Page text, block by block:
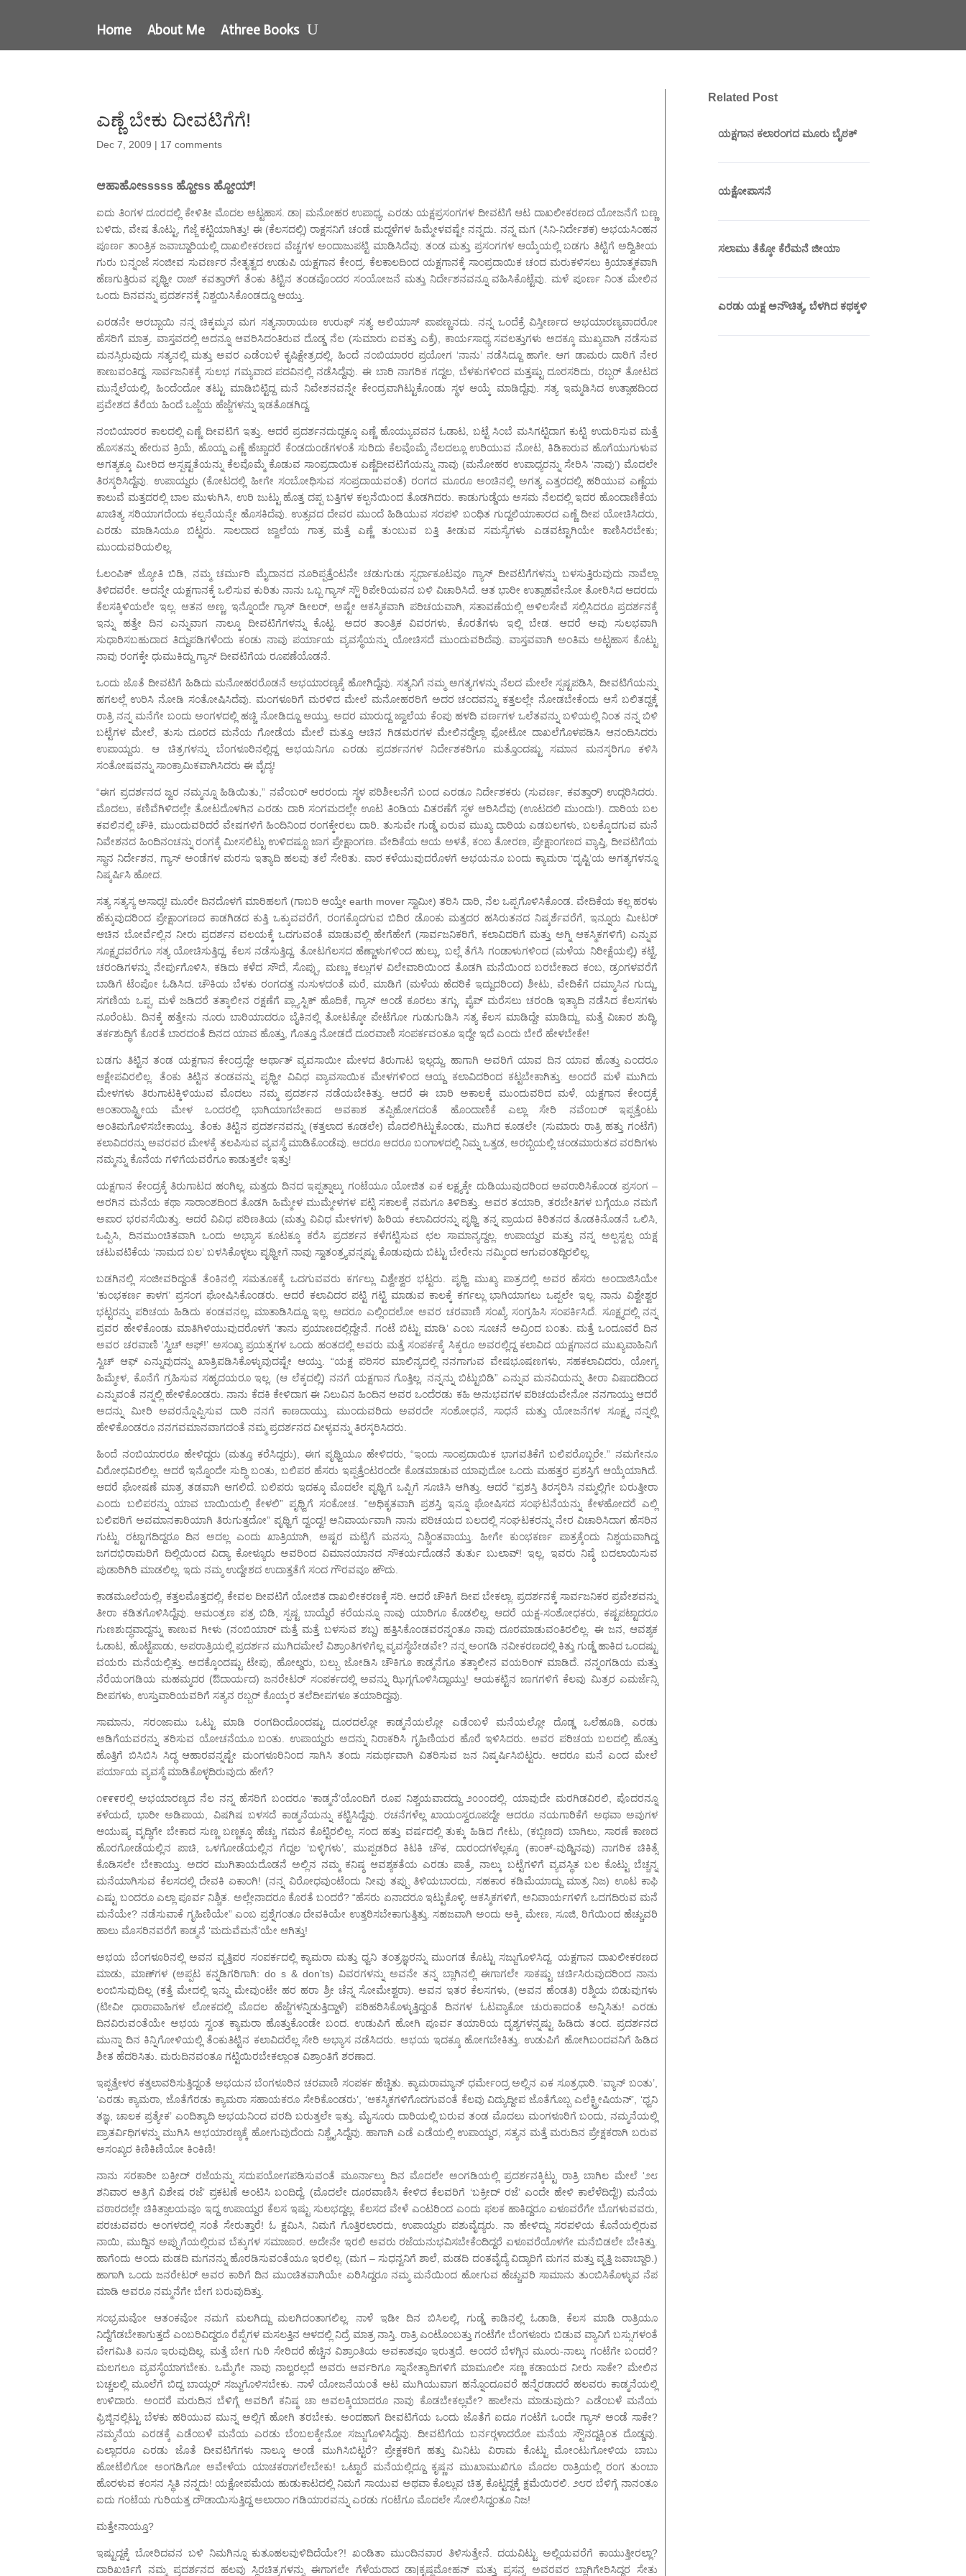
Home About Me Athree Books
ಎಣ್ಣೆ ಬೇಕು ದೀವಟಿಗೆಗೆ!
Dec 7, 2009 | 17 comments
ಆಹಾಹೋsssss ಹ್ಹೋss ಹ್ಹೋಯ್!
ಐದು ತಿಂಗಳ ದೂರದಲ್ಲಿ ಕೇಳಿತೀ ಮೊದಲ ಅಟ್ಟಹಾಸ. ಡಾ| ಮನೋಹರ ಉಪಾಧ್ಯ, ಎರಡು ಯಕ್ಷಪ್ರಸಂಗಗಳ ದೀವಟಿಗೆ ಆಟ ದಾಖಲೀಕರಣದ ಯೋಜನೆಗೆ ಬಣ್ಣ
ಬಳಿದು, ವೇಷ ತೊಟ್ಟು, ಗೆಜ್ಜೆ ಕಟ್ಟಿಯಾಗಿತ್ತು! ಈ (ಕೆಲಸದಲ್ಲಿ) ರಾಕ್ಷಸನಿಗೆ ಚಂಡೆ ಮದ್ದಳೆಗಳ ಹಿಮ್ಮೇಳವಷ್ಟೇ ನನ್ನದು. ನನ್ನ ಮಗ (ಸಿನಿ-ನಿರ್ದೇಶಕ) ಅಭಯಸಿಂಹನ
ಪೂರ್ಣ ತಾಂತ್ರಿಕ ಜವಾಬ್ದಾರಿಯಲ್ಲಿ ದಾಖಲೀಕರಣದ ವೆಚ್ಚಗಳ ಅಂದಾಜುಪಟ್ಟಿ ಮಾಡಿಸಿದೆವು. ತಂಡ ಮತ್ತು ಪ್ರಸಂಗಗಳ ಆಯ್ಕೆಯಲ್ಲಿ ಬಡಗು ತಿಟ್ಟಿಗೆ ಅದ್ವಿತೀಯ
ಗುರು ಬನ್ನಂಜೆ ಸಂಜೀವ ಸುವರ್ಣರ ನೇತೃತ್ವದ ಉಡುಪಿ ಯಕ್ಷಗಾನ ಕೇಂದ್ರ. ಕೆಲಕಾಲದಿಂದ ಯಕ್ಷಗಾನಕ್ಕೆ ಸಾಂಪ್ರದಾಯಿಕ ಚಂದ ಮರುಕಳಿಸಲು ಕ್ರಿಯಾತ್ಮಕವಾಗಿ
ಹೆಣಗುತ್ತಿರುವ ಪೃಥ್ವೀ ರಾಜ್ ಕವತ್ತಾರ್‌ಗೆ ತೆಂಕು ತಿಟ್ಟಿನ ತಂಡವೊಂದರ ಸಂಯೋಜನೆ ಮತ್ತು ನಿರ್ದೇಶನವನ್ನೂ ವಹಿಸಿಕೊಟ್ಟೆವು. ಮಳೆ ಪೂರ್ಣ ನಿಂತ ಮೇಲಿನ
ಒಂದು ದಿನವನ್ನು ಪ್ರದರ್ಶನಕ್ಕೆ ನಿಶ್ಚಯಿಸಿಕೊಂಡದ್ದೂ ಆಯ್ತು.
ಎರಡನೇ ಅರಬ್ಬಾಯಿ ನನ್ನ ಚಿಕ್ಕಮ್ಮನ ಮಗ ಸತ್ಯನಾರಾಯಣ ಉರುಫ್ ಸತ್ಯ ಅಲಿಯಾಸ್ ಪಾಪಣ್ಣನದು. ನನ್ನ ಒಂದೆಕ್ರೆ ವಿಸ್ತೀರ್ಣದ ಅಭಯಾರಣ್ಯವಾದರೋ
ಹೆಸರಿಗೆ ಮಾತ್ರ. ವಾಸ್ತವದಲ್ಲಿ ಅದನ್ನೂ ಆವರಿಸಿದಂತಿರುವ ದೊಡ್ಡ ನೆಲ (ಸುಮಾರು ಐವತ್ತು ಎಕ್ರೆ), ಕಾರ್ಯಸಾಧ್ಯ ಸವಲತ್ತುಗಳು ಅದಕ್ಕೂ ಮುಖ್ಯವಾಗಿ ನಡೆಸುವ
ಮನಸ್ಸಿರುವುದು ಸತ್ಯನಲ್ಲಿ ಮತ್ತು ಅವರ ಎಡೆಂಬಳೆ ಕೃಷಿಕ್ಷೇತ್ರದಲ್ಲಿ. ಹಿಂದೆ ನಂಬಿಯಾರರ ಪ್ರಯೋಗ ‘ನಾನು’ ನಡೆಸಿದ್ದೂ ಹಾಗೇ. ಆಗ ಡಾಮರು ದಾರಿಗೆ ನೇರ
ಕಾಣುವಂತಿದ್ದ. ಸಾರ್ವಜನಿಕಕ್ಕೆ ಸುಲಭ ಗಮ್ಯವಾದ ಪದವಿನಲ್ಲಿ ನಡೆಸಿದ್ದೆವು. ಈ ಬಾರಿ ನಾಗರಿಕ ಗದ್ದಲ, ಬೆಳಕುಗಳಿಂದ ಮತ್ತಷ್ಟು ದೂರಸರಿದು, ರಬ್ಬರ್ ತೋಟದ
ಮುನ್ನೆಲೆಯಲ್ಲಿ, ಹಿಂದೆಂದೋ ತಟ್ಟು ಮಾಡಿಬಿಟ್ಟಿದ್ದ ಮನೆ ನಿವೇಶನವನ್ನೇ ಕೇಂದ್ರವಾಗಿಟ್ಟುಕೊಂಡು ಸ್ಥಳ ಆಯ್ಕೆ ಮಾಡಿದ್ದೆವು. ಸತ್ಯ ಇಮ್ಮಡಿಸಿದ ಉತ್ಸಾಹದಿಂದ
ಪ್ರವೇಶದ ತೆರೆಯ ಹಿಂದೆ ಒಜ್ಜೆಯ ಹೆಜ್ಜೆಗಳನ್ನು ಇಡತೊಡಗಿದ್ದ.
ನಂಬಿಯಾರರ ಕಾಲದಲ್ಲಿ ಎಣ್ಣೆ ದೀವಟಿಗೆ ಇತ್ತು. ಆದರೆ ಪ್ರದರ್ಶನದುದ್ದಕ್ಕೂ ಎಣ್ಣೆ ಹೊಯ್ಯುವವನ ಓಡಾಟ, ಬಟ್ಟೆ ಸಿಂಬೆ ಮಸಿಗಟ್ಟಿದಾಗ ಕುಟ್ಟಿ ಉದುರಿಸುವ ಮತ್ತೆ
ಹೊಸತನ್ನು ಹೇರುವ ಕ್ರಿಯೆ, ಹೊಯ್ದ ಎಣ್ಣೆ ಹೆಚ್ಚಾದರೆ ಕೆಂಡದುಂಡೆಗಳಂತೆ ಸುರಿದು ಕೆಲವೊಮ್ಮೆ ನೆಲದಲ್ಲೂ ಉರಿಯುವ ನೋಟ, ಕಿಡಿಕಾರುವ ಹೊಗೆಯುಗುಳುವ
ಅಗತ್ಯಕ್ಕೂ ಮೀರಿದ ಅಸ್ಪಷ್ಟತೆಯನ್ನು ಕೆಲವೊಮ್ಮೆ ಕೊಡುವ ಸಾಂಪ್ರದಾಯಿಕ ಎಣ್ಣೆದೀವಟಿಗೆಯನ್ನು ನಾವು (ಮನೋಹರ ಉಪಾಧ್ಯರನ್ನು ಸೇರಿಸಿ ‘ನಾವು’) ಮೊದಲೇ
ತಿರಸ್ಕರಿಸಿದ್ದೆವು. ಉಪಾಯ್ದರು (ಕೋಟದಲ್ಲಿ ಹೀಗೇ ಸಂಬೋಧಿಸುವ ಸಂಪ್ರದಾಯವಂತೆ) ರಂಗದ ಮೂರೂ ಅಂಚಿನಲ್ಲಿ ಅಗತ್ಯ ಎತ್ತರದಲ್ಲಿ ಹರಿಯುವ ಎಣ್ಣೆಯ
ಕಾಲುವೆ ಮತ್ತದರಲ್ಲಿ ಬಾಲ ಮುಳುಗಿಸಿ, ಉರಿ ಜುಟ್ಟು ಹೊತ್ತ ದಪ್ಪ ಬತ್ತಿಗಳ ಕಲ್ಪನೆಯಿಂದ ತೊಡಗಿದರು. ಕಾಡುಗುಡ್ಡೆಯ ಅಸಮ ನೆಲದಲ್ಲಿ ಇದರ ಹೊಂದಾಣಿಕೆಯ
ಖಾಚಿತ್ಯ ಸರಿಯಾಗದೆಂದು ಕಲ್ಪನೆಯನ್ನೇ ಹೊಸಕಿದೆವು. ಉತ್ಸವದ ದೇವರ ಮುಂದೆ ಹಿಡಿಯುವ ಸರಪಳಿ ಬಂಧಿತ ಗುದ್ದಲಿಯಾಕಾರದ ಎಣ್ಣೆ ದೀಪ ಯೋಚಿಸಿದರು,
ಎರಡು ಮಾಡಿಸಿಯೂ ಬಿಟ್ಟರು. ಸಾಲದಾದ ಜ್ವಾಲೆಯ ಗಾತ್ರ ಮತ್ತೆ ಎಣ್ಣೆ ತುಂಬುವ ಬತ್ತಿ ತೀಡುವ ಸಮಸ್ಯೆಗಳು ಎಡವಟ್ಟಾಗಿಯೇ ಕಾಣಿಸಿರಬೇಕು;
ಮುಂದುವರಿಯಲಿಲ್ಲ.
ಓಲಂಪಿಕ್ ಜ್ಯೋತಿ ಬಿಡಿ, ನಮ್ಮ ಚರ್ಮುರಿ ಮೈದಾನದ ನೂರಿಪ್ಪತ್ತೆಂಟನೇ ಚಡುಗುಡು ಸ್ಪರ್ಧಾಕೂಟವೂ ಗ್ಯಾಸ್ ದೀವಟಿಗೆಗಳನ್ನು ಬಳಸುತ್ತಿರುವುದು ನಾವೆಲ್ಲಾ
ತಿಳಿದವರೇ. ಅದನ್ನೇ ಯಕ್ಷಗಾನಕ್ಕೆ ಒಲಿಸುವ ಕುರಿತು ನಾನು ಒಬ್ಬ ಗ್ಯಾಸ್ ಸ್ಟೌ ರಿಪೇರಿಯವನ ಬಳಿ ವಿಚಾರಿಸಿದೆ. ಆತ ಭಾರೀ ಉತ್ಸಾಹವೇನೋ ತೋರಿಸಿದ ಆದರದು
ಕೆಲಸಕ್ಕಿಳಿಯಲೇ ಇಲ್ಲ. ಆತನ ಅಣ್ಣ, ಇನ್ನೊಂದೇ ಗ್ಯಾಸ್ ಡೀಲರ್, ಅಷ್ಟೇ ಆಕಸ್ಮಿಕವಾಗಿ ಪರಿಚಯವಾಗಿ, ಸತಾವಣೆಯಲ್ಲಿ ಅಳಿಲಸೇವೆ ಸಲ್ಲಿಸಿದರೂ ಪ್ರದರ್ಶನಕ್ಕೆ
ಇನ್ನು ಹತ್ತೇ ದಿನ ಎನ್ನುವಾಗ ನಾಲ್ಕೂ ದೀವಟಿಗೆಗಳನ್ನು ಕೊಟ್ಟ. ಅದರ ತಾಂತ್ರಿಕ ವಿವರಗಳು, ಕೊರತೆಗಳು ಇಲ್ಲಿ ಬೇಡ. ಆದರೆ ಅವು ಸುಲಭವಾಗಿ
ಸುಧಾರಿಸಬಹುದಾದ ತಿದ್ದುಪಡಿಗಳೆಂದು ಕಂಡು ನಾವು ಪರ್ಯಾಯ ವ್ಯವಸ್ಥೆಯನ್ನು ಯೋಚಿಸದೆ ಮುಂದುವರಿದೆವು. ವಾಸ್ತವವಾಗಿ ಅಂತಿಮ ಅಟ್ಟಹಾಸ ಕೊಟ್ಟು
ನಾವು ರಂಗಕ್ಕೇ ಧುಮುಕಿದ್ದು ಗ್ಯಾಸ್ ದೀವಟಿಗೆಯ ರೂಪಣೆಯೊಡನೆ.
ಒಂದು ಜೊತೆ ದೀವಟಿಗೆ ಹಿಡಿದು ಮನೋಹರರೊಡನೆ ಅಭಯಾರಣ್ಯಕ್ಕೆ ಹೋಗಿದ್ದೆವು. ಸತ್ಯನಿಗೆ ನಮ್ಮ ಅಗತ್ಯಗಳನ್ನು ನೆಲದ ಮೇಲೇ ಸ್ಪಷ್ಟಪಡಿಸಿ, ದೀವಟಿಗೆಯನ್ನು
ಹಗಲಲ್ಲೆ ಉರಿಸಿ ನೋಡಿ ಸಂತೋಷಿಸಿದೆವು. ಮಂಗಳೂರಿಗೆ ಮರಳಿದ ಮೇಲೆ ಮನೋಹರರಿಗೆ ಅದರ ಚಂದವನ್ನು ಕತ್ತಲಲ್ಲೇ ನೋಡಬೇಕೆಂದು ಆಸೆ ಬಲಿತದ್ದಕ್ಕೆ
ರಾತ್ರಿ ನನ್ನ ಮನೆಗೇ ಬಂದು ಅಂಗಳದಲ್ಲಿ ಹಚ್ಚಿ ನೋಡಿದ್ದೂ ಆಯ್ತು. ಅದರ ಮಾರುದ್ದ ಜ್ವಾಲೆಯ ಕೆಂಪು ಹಳದಿ ವರ್ಣಗಳ ಒಲೆತವನ್ನು ಬಳಿಯಲ್ಲಿ ನಿಂತ ನನ್ನ ಬಿಳಿ
ಬಟ್ಟೆಗಳ ಮೇಲೆ, ತುಸು ದೂರದ ಮನೆಯ ಗೋಡೆಯ ಮೇಲೆ ಮತ್ತೂ ಆಚಿನ ಗಿಡಮರಗಳ ಮೇಲಿನದ್ದೆಲ್ಲಾ ಫೋಟೋ ದಾಖಲೆಗೊಳಪಡಿಸಿ ಆನಂದಿಸಿದರು
ಉಪಾಯ್ದರು. ಆ ಚಿತ್ರಗಳನ್ನು ಬೆಂಗಳೂರಿನಲ್ಲಿದ್ದ ಅಭಯನಿಗೂ ಎರಡು ಪ್ರದರ್ಶನಗಳ ನಿರ್ದೇಶಕರಿಗೂ ಮತ್ತೊಂದಷ್ಟು ಸಮಾನ ಮನಸ್ಕರಿಗೂ ಕಳಿಸಿ
ಸಂತೋಷವನ್ನು ಸಾಂಕ್ರಾಮಿಕವಾಗಿಸಿದರು ಈ ವೈದ್ಯ!
“ಈಗ ಪ್ರದರ್ಶನದ ಜ್ವರ ನಮ್ಮನ್ನೂ ಹಿಡಿಯಿತು,” ನವೆಂಬರ್ ಆರರಂದು ಸ್ಥಳ ಪರಿಶೀಲನೆಗೆ ಬಂದ ಎರಡೂ ನಿರ್ದೇಶಕರು (ಸುವರ್ಣ, ಕವತ್ತಾರ್) ಉದ್ಗರಿಸಿದರು.
ಮೊದಲು, ಕಣಿವೆಗಿಳಿದಲ್ಲೇ ತೋಟದೊಳಗಿನ ಎರಡು ದಾರಿ ಸಂಗಮದಲ್ಲೇ ಊಟ ತಿಂಡಿಯ ವಿತರಣೆಗೆ ಸ್ಥಳ ಆರಿಸಿದೆವು (ಊಟದಲಿ ಮುಂದು!). ದಾರಿಯ ಬಲ
ಕವಲಿನಲ್ಲಿ ಚೌಕಿ, ಮುಂದುವರಿದರೆ ವೇಷಗಳಿಗೆ ಹಿಂದಿನಿಂದ ರಂಗಕ್ಕೇರಲು ದಾರಿ. ತುಸುವೇ ಗುಡ್ಡೆ ಏರುವ ಮುಖ್ಯ ದಾರಿಯ ಎಡಬಲಗಳು, ಬಲಕ್ಕೊದಗುವ ಮನೆ
ನಿವೇಶನದ ಹಿಂದಿನಂಚನ್ನು ರಂಗಕ್ಕೆ ಮೀಸಲಿಟ್ಟು ಉಳಿದಷ್ಟೂ ಜಾಗ ಪ್ರೇಕ್ಷಾಂಗಣ. ವೇದಿಕೆಯ ಆಯ ಅಳತೆ, ಕಂಬ ತೋರಣ, ಪ್ರೇಕ್ಷಾಂಗಣದ ವ್ಯಾಪ್ತಿ, ದೀವಟಿಗೆಯ
ಸ್ಥಾನ ನಿರ್ದೇಶನ, ಗ್ಯಾಸ್ ಅಂಡೆಗಳ ಮರಸು ಇತ್ಯಾದಿ ಹಲವು ತಲೆ ಸೇರಿತು. ವಾರ ಕಳೆಯುವುದರೊಳಗೆ ಅಭಯನೂ ಬಂದು ಕ್ಯಾಮರಾ ‘ದೃಷ್ಟಿ’ಯ ಅಗತ್ಯಗಳನ್ನೂ
ನಿಷ್ಕರ್ಷಿಸಿ ಹೋದ.
ಸತ್ಯ ಸತ್ಯಸ್ಯ ಅಸಾಧ್ಯ! ಮೂರೇ ದಿನದೊಳಗೆ ಮಾರಿಹಲಗೆ (ಗಾಬರಿ ಆಯ್ತೇ earth mover ಸ್ವಾಮೀ) ತರಿಸಿ ದಾರಿ, ನೆಲ ಒಪ್ಪಗೊಳಿಸಿಕೊಂಡ. ವೇದಿಕೆಯ ಕಲ್ಲ ಹರಳು
ಹೆಕ್ಕುವುದರಿಂದ ಪ್ರೇಕ್ಷಾಂಗಣದ ಕಾಡಗಿಡದ ಕುತ್ತಿ ಒಕ್ಕುವವರೆಗೆ, ರಂಗಕ್ಕೊದಗುವ ಬಿದಿರ ಡೊಂಕು ಮತ್ತದರ ಹಸಿರುತನದ ನಿಷ್ಕರ್ಶೆವರೆಗೆ, ಇನ್ನೂರು ಮೀಟರ್
ಆಚಿನ ಬೋರ್ವೆಲ್ಲಿನ ನೀರು ಪ್ರದರ್ಶನ ವಲಯಕ್ಕೆ ಒದಗುವಂತೆ ಮಾಡುವಲ್ಲಿ ಹೇಗೆಹೇಗೆ (ಸಾರ್ವಜನಿಕರಿಗೆ, ಕಲಾವಿದರಿಗೆ ಮತ್ತು ಅಗ್ನಿ ಆಕಸ್ಮಿಕಗಳಿಗೆ) ಎನ್ನುವ
ಸೂಕ್ಷ್ಮದವರೆಗೂ ಸತ್ಯ ಯೋಚಿಸುತ್ತಿದ್ದ, ಕೆಲಸ ನಡೆಸುತ್ತಿದ್ದ. ತೋಟಗೆಲಸದ ಹೆಣ್ಣಾಳುಗಳಿಂದ ಹುಲ್ಲು, ಬಲ್ಲೆ ತೆಗೆಸಿ ಗಂಡಾಳುಗಳಿಂದ (ಮಳೆಯ ನಿರೀಕ್ಷೆಯಲ್ಲಿ) ಕಟ್ಟೆ,
ಚರಂಡಿಗಳನ್ನು ನೇರ್ಪುಗೊಳಿಸಿ, ಕಡಿದು ಕಳೆದ ಸೌದೆ, ಸೊಪ್ಪು, ಮಣ್ಣು ಕಲ್ಲುಗಳ ವಿಲೇವಾರಿಯಿಂದ ತೊಡಗಿ ಮನೆಯಿಂದ ಬರಬೇಕಾದ ಕಂಬ, ಡ್ರಂಗಳವರೆಗೆ
ಬಾಡಿಗೆ ಟೆಂಪೋ ಓಡಿಸಿದ. ಚೌಕಿಯ ಬೆಳಕು ರಂಗದತ್ತ ನುಸುಳದಂತೆ ಮರೆ, ಮಾಡಿಗೆ (ಮಳೆಯ ಹೆದರಿಕೆ ಇದ್ದುದರಿಂದ) ಶೀಟು, ವೇದಿಕೆಗೆ ದಮ್ಮಾಸಿನ ಗುದ್ದು,
ಸಗಣಿಯ ಒಪ್ಪ, ಮಳೆ ಜಡಿದರೆ ತತ್ಕಾಲೀನ ರಕ್ಷಣೆಗೆ ಪ್ಲ್ಯಾಸ್ಟಿಕ್ ಹೊದಿಕೆ, ಗ್ಯಾಸ್ ಅಂಡೆ ಕೂರಲು ತಗ್ಗು, ಪೈಪ್ ಮರೆಸಲು ಚರಂಡಿ ಇತ್ಯಾದಿ ನಡೆಸಿದ ಕೆಲಸಗಳು
ನೂರೆಂಟು. ದಿನಕ್ಕೆ ಹತ್ತೇನು ನೂರು ಬಾರಿಯಾದರೂ ಬೈಕಿನಲ್ಲಿ ತೋಟಕ್ಕೋ ಪೇಟೆಗೋ ಗುಡುಗುಡಿಸಿ ಸತ್ಯ ಕೆಲಸ ಮಾಡಿದ್ದೇ ಮಾಡಿದ್ದು. ಮತ್ತೆ ವಿಚಾರ ಶುದ್ಧಿ,
ತರ್ಕಶುದ್ಧಿಗೆ ಕೊರತೆ ಬಾರದಂತೆ ದಿನದ ಯಾವ ಹೊತ್ತು, ಗೊತ್ತೂ ನೋಡದೆ ದೂರವಾಣಿ ಸಂಪರ್ಕವಂತೂ ಇದ್ದೇ ಇದೆ ಎಂದು ಬೇರೆ ಹೇಳಬೇಕೇ!
ಬಡಗು ತಿಟ್ಟಿನ ತಂಡ ಯಕ್ಷಗಾನ ಕೇಂದ್ರದ್ದೇ ಅರ್ಥಾತ್ ವ್ಯವಸಾಯೀ ಮೇಳದ ತಿರುಗಾಟ ಇಲ್ಲದ್ದು. ಹಾಗಾಗಿ ಅವರಿಗೆ ಯಾವ ದಿನ ಯಾವ ಹೊತ್ತು ಎಂದರೂ
ಆಕ್ಷೇಪವಿರಲಿಲ್ಲ. ತೆಂಕು ತಿಟ್ಟಿನ ತಂಡವನ್ನು ಪೃಥ್ವೀ ವಿವಿಧ ವ್ಯಾವಸಾಯಿಕ ಮೇಳಗಳಿಂದ ಆಯ್ದ ಕಲಾವಿದರಿಂದ ಕಟ್ಟಬೇಕಾಗಿತ್ತು. ಅಂದರೆ ಮಳೆ ಮುಗಿದು
ಮೇಳಗಳು ತಿರುಗಾಟಕ್ಕಿಳಿಯುವ ಮೊದಲು ನಮ್ಮ ಪ್ರದರ್ಶನ ನಡೆಯಬೇಕಿತ್ತು. ಆದರೆ ಈ ಬಾರಿ ಅಕಾಲಕ್ಕೆ ಮುಂದುವರಿದ ಮಳೆ, ಯಕ್ಷಗಾನ ಕೇಂದ್ರಕ್ಕೆ
ಅಂತಾರಾಷ್ಟ್ರೀಯ ಮೇಳ ಒಂದರಲ್ಲಿ ಭಾಗಿಯಾಗಬೇಕಾದ ಅವಕಾಶ ತಪ್ಪಿಹೋಗದಂತೆ ಹೊಂದಾಣಿಕೆ ಎಲ್ಲಾ ಸೇರಿ ನವೆಂಬರ್ ಇಪ್ಪತ್ತೆಂಟು
ಅಂತಿಮಗೊಳಿಸಬೇಕಾಯ್ತು. ತೆಂಕು ತಿಟ್ಟಿನ ಪ್ರದರ್ಶನವನ್ನು (ಕತ್ತಲಾದ ಕೂಡಲೇ) ಮೊದಲಿಗಿಟ್ಟುಕೊಂಡು, ಮುಗಿದ ಕೂಡಲೇ (ಸುಮಾರು ರಾತ್ರಿ ಹತ್ತು ಗಂಟೆಗೆ)
ಕಲಾವಿದರನ್ನು ಅವರವರ ಮೇಳಕ್ಕೆ ತಲಪಿಸುವ ವ್ಯವಸ್ಥೆ ಮಾಡಿಕೊಂಡೆವು. ಆದರೂ ಆದರೂ ಬಂಗಾಳದಲ್ಲಿ ನಿಮ್ನ ಒತ್ತಡ, ಅರಬ್ಬಿಯಲ್ಲಿ ಚಂಡಮಾರುತದ ವರದಿಗಳು
ನಮ್ಮನ್ನು ಕೊನೆಯ ಗಳಿಗೆಯವರೆಗೂ ಕಾಡುತ್ತಲೇ ಇತ್ತು!
ಯಕ್ಷಗಾನ ಕೇಂದ್ರಕ್ಕೆ ತಿರುಗಾಟದ ಹಂಗಿಲ್ಲ. ಮತ್ತದು ದಿನದ ಇಪ್ಪತ್ನಾಲ್ಕು ಗಂಟೆಯೂ ಯೋಜಿತ ಏಕ ಲಕ್ಷ್ಯಕ್ಕೇ ದುಡಿಯುವುದರಿಂದ ಅವರಾರಿಸಿಕೊಂಡ ಪ್ರಸಂಗ –
ಅರಗಿನ ಮನೆಯ ಕಥಾ ಸಾರಾಂಶದಿಂದ ತೊಡಗಿ ಹಿಮ್ಮೇಳ ಮುಮ್ಮೇಳಗಳ ಪಟ್ಟಿ ಸಕಾಲಕ್ಕೆ ನಮಗೂ ತಿಳಿದಿತ್ತು. ಅವರ ತಯಾರಿ, ತರಬೇತಿಗಳ ಬಗ್ಗೆಯೂ ನಮಗೆ
ಅಪಾರ ಭರವಸೆಯಿತ್ತು. ಆದರೆ ವಿವಿಧ ಪರಿಣತಿಯ (ಮತ್ತು ವಿವಿಧ ಮೇಳಗಳ) ಹಿರಿಯ ಕಲಾವಿದರನ್ನು ಪೃಥ್ವಿ ತನ್ನ ಪ್ರಾಯದ ಕಿರಿತನದ ತೊಡಕಿನೊಡನೆ ಒಲಿಸಿ,
ಒಪ್ಪಿಸಿ, ದಿನಮುಂಚಿತವಾಗಿ ಒಂದು ಅಭ್ಯಾಸ ಕೂಟಕ್ಕೂ ಕರೆಸಿ ಪ್ರದರ್ಶನ ಕಳೆಗಟ್ಟಿಸುವ ಛಲ ಸಾಮಾನ್ಯದ್ದಲ್ಲ. ಉಪಾಯ್ದರ ಮತ್ತು ನನ್ನ ಅಲ್ಪಸ್ವಲ್ಪ ಯಕ್ಷ
ಚಟುವಟಿಕೆಯ ‘ನಾಮದ ಬಲ’ ಬಳಸಿಕೊಳ್ಳಲು ಪೃಥ್ವೀಗೆ ನಾವು ಸ್ವಾತಂತ್ರ್ಯವನ್ನಷ್ಟು ಕೊಡುವುದು ಬಿಟ್ಟು ಬೇರೇನು ನಮ್ಮಿಂದ ಆಗುವಂತದ್ದಿರಲಿಲ್ಲ.
ಬಡಗಿನಲ್ಲಿ ಸಂಜೀವರಿದ್ದಂತೆ ತೆಂಕಿನಲ್ಲಿ ಸಮತೂಕಕ್ಕೆ ಒದಗುವವರು ಕರ್ಗಲ್ಲು ವಿಶ್ವೇಶ್ವರ ಭಟ್ಟರು. ಪೃಥ್ವಿ ಮುಖ್ಯ ಪಾತ್ರದಲ್ಲಿ ಅವರ ಹೆಸರು ಅಂದಾಜಿಸಿಯೇ
‘ಕುಂಭಕರ್ಣ ಕಾಳಗ’ ಪ್ರಸಂಗ ಘೋಷಿಸಿಕೊಂಡರು. ಆದರೆ ಕಲಾವಿದರ ಪಟ್ಟಿ ಗಟ್ಟಿ ಮಾಡುವ ಕಾಲಕ್ಕೆ ಕರ್ಗಲ್ಲು ಭಾಗಿಯಾಗಲು ಒಪ್ಪಲೇ ಇಲ್ಲ. ನಾನು ವಿಶ್ವೇಶ್ವರ
ಭಟ್ಟರನ್ನು ಪರಿಚಯ ಹಿಡಿದು ಕಂಡವನಲ್ಲ, ಮಾತಾಡಿಸಿದ್ದೂ ಇಲ್ಲ. ಆದರೂ ಎಲ್ಲಿಂದಲೋ ಅವರ ಚರವಾಣಿ ಸಂಖ್ಯೆ ಸಂಗ್ರಹಿಸಿ ಸಂಪರ್ಕಿಸಿದೆ. ಸೂಕ್ಷ್ಮದಲ್ಲಿ ನನ್ನ
ಪ್ರವರ ಹೇಳಿಕೊಂಡು ಮಾತಿಗಿಳಿಯುವುದರೊಳಗೆ ‘ತಾನು ಪ್ರಯಾಣದಲ್ಲಿದ್ದೇನೆ. ಗಂಟೆ ಬಿಟ್ಟು ಮಾಡಿ’ ಎಂಬ ಸೂಚನೆ ಅವ್ರಿಂದ ಬಂತು. ಮತ್ತೆ ಒಂದೂವರೆ ದಿನ
ಅವರ ಚರವಾಣಿ ‘ಸ್ವಿಚ್ ಆಫ್!’ ಅಸಂಖ್ಯ ಪ್ರಯತ್ನಗಳ ಒಂದು ಹಂತದಲ್ಲಿ ಅವರು ಮತ್ತೆ ಸಂಪರ್ಕಕ್ಕೆ ಸಿಕ್ಕರೂ ಅವರಲ್ಲಿದ್ದ ಕಲಾವಿದ ಯಕ್ಷಗಾನದ ಮುಖ್ಯವಾಹಿನಿಗೆ
ಸ್ವಿಚ್ ಆಫ್ ಎನ್ನುವುದನ್ನು ಖಾತ್ರಿಪಡಿಸಿಕೊಳ್ಳುವುದಷ್ಟೇ ಆಯ್ತು. “ಯಕ್ಷ ಪರಿಸರ ಮಾಲಿನ್ಯದಲ್ಲಿ ನನಗಾಗುವ ವೇಷಭೂಷಣಗಳು, ಸಹಕಲಾವಿದರು, ಯೋಗ್ಯ
ಹಿಮ್ಮೇಳ, ಕೊನೆಗೆ ಗ್ರಹಿಸುವ ಸಹೃದಯರೂ ಇಲ್ಲ. (ಆ ಲೆಕ್ಕದಲ್ಲಿ) ನನಗೆ ಯಕ್ಷಗಾನ ಗೊತ್ತಿಲ್ಲ. ನನ್ನನ್ನು ಬಿಟ್ಟುಬಿಡಿ” ಎನ್ನುವ ಮನವಿಯನ್ನು ತೀರಾ ವಿಷಾದದಿಂದ
ಎನ್ನುವಂತೆ ನನ್ನಲ್ಲಿ ಹೇಳಿಕೊಂಡರು. ನಾನು ಕೆದಕಿ ಕೇಳಿದಾಗ ಈ ನಿಲುವಿನ ಹಿಂದಿನ ಅವರ ಒಂದೆರಡು ಕಹಿ ಅನುಭವಗಳ ಪರಿಚಯವೇನೋ ನನಗಾಯ್ತು ಆದರೆ
ಅದನ್ನು ಮೀರಿ ಅವರನ್ನೊಪ್ಪಿಸುವ ದಾರಿ ನನಗೆ ಕಾಣದಾಯ್ತು. ಮುಂದುವರಿದು ಅವರದೇ ಸಂಶೋಧನೆ, ಸಾಧನೆ ಮತ್ತು ಯೋಜನೆಗಳ ಸೂಕ್ಷ್ಮ ನನ್ನಲ್ಲಿ
ಹೇಳಿಕೊಂಡರೂ ನನಗವಮಾನವಾಗದಂತೆ ನಮ್ಮ ಪ್ರದರ್ಶನದ ವೀಳ್ಯವನ್ನು ತಿರಸ್ಕರಿಸಿದರು.
ಹಿಂದೆ ನಂಬಿಯಾರರೂ ಹೇಳಿದ್ದರು (ಮತ್ತೂ ಕರೆಸಿದ್ದರು), ಈಗ ಪೃಥ್ವಿಯೂ ಹೇಳಿದರು, “ಇಂದು ಸಾಂಪ್ರದಾಯಿಕ ಭಾಗವತಿಕೆಗೆ ಬಲಿಪರೊಬ್ಬರೇ.” ನಮಗೇನೂ
ವಿರೋಧವಿರಲಿಲ್ಲ. ಆದರೆ ಇನ್ನೊಂದೇ ಸುದ್ಧಿ ಬಂತು, ಬಲಿಪರ ಹೆಸರು ಇಪ್ಪತ್ತೆಂಟರಂದೇ ಕೊಡಮಾಡುವ ಯಾವುದೋ ಒಂದು ಮಹತ್ತರ ಪ್ರಶಸ್ತಿಗೆ ಆಯ್ಕೆಯಾಗಿದೆ.
ಆದರೆ ಘೋಷಣೆ ಮಾತ್ರ ತಡವಾಗಿ ಆಗಲಿದೆ. ಬಲಿಪರು ಇದಕ್ಕೂ ಮೊದಲೇ ಪೃಥ್ವಿಗೆ ಒಪ್ಪಿಗೆ ಸೂಚಿಸಿ ಆಗಿತ್ತು. ಆದರೆ “ಪ್ರಶಸ್ತಿ ತಿರಸ್ಕರಿಸಿ ನಮ್ಮಲ್ಲಿಗೇ ಬರುತ್ತೀರಾ
ಎಂದು ಬಲಿಪರನ್ನು ಯಾವ ಬಾಯಿಯಲ್ಲಿ ಕೇಳಲಿ” ಪೃಥ್ವಿಗೆ ಸಂಕೋಚ. “ಅಧಿಕೃತವಾಗಿ ಪ್ರಶಸ್ತಿ ಇನ್ನೂ ಘೋಷಿಸದ ಸಂಘಟನೆಯನ್ನು ಕೇಳಹೋದರೆ ಎಲ್ಲಿ
ಬಲಿಪರಿಗೆ ಅವಮಾನಕಾರಿಯಾಗಿ ತಿರುಗುತ್ತದೋ” ಪೃಥ್ವಿಗೆ ದ್ವಂದ್ವ! ಅನಿವಾರ್ಯವಾಗಿ ನಾನು ಪರಿಚಯದ ಬಲದಲ್ಲಿ ಸಂಘಟಕರನ್ನು ನೇರ ವಿಚಾರಿಸಿದಾಗ ಹೆಸರಿನ
ಗುಟ್ಟು ರಟ್ಟಾಗದಿದ್ದರೂ ದಿನ ಅದಲ್ಲ ಎಂದು ಖಾತ್ರಿಯಾಗಿ, ಅಷ್ಟರ ಮಟ್ಟಿಗೆ ಮನಸ್ಸು ನಿಶ್ಚಿಂತವಾಯ್ತು. ಹೀಗೇ ಕುಂಭಕರ್ಣ ಪಾತ್ರಕ್ಕೆಂದು ನಿಶ್ಚಯವಾಗಿದ್ದ
ಜಗದಭಿರಾಮರಿಗೆ ದಿಲ್ಲಿಯಿಂದ ವಿದ್ಯಾ ಕೋಳ್ಯೂರು ಅವರಿಂದ ವಿಮಾನಯಾನದ ಸೌಕರ್ಯದೊಡನೆ ತುರ್ತು ಬುಲಾವ್! ಇಲ್ಲ, ಇವರು ನಿಷ್ಠೆ ಬದಲಾಯಿಸುವ
ಪುಡಾರಿಗಿರಿ ಮಾಡಲಿಲ್ಲ. ಇದು ನಮ್ಮ ಉದ್ದೇಶದ ಉದಾತ್ತತೆಗೆ ಸಂದ ಗೌರವವೂ ಹೌದು.
ಕಾಡಮೂಲೆಯಲ್ಲಿ, ಕತ್ತಲಮೊತ್ತದಲ್ಲಿ, ಕೇವಲ ದೀವಟಿಗೆ ಯೋಜಿತ ದಾಖಲೀಕರಣಕ್ಕೆ ಸರಿ. ಆದರೆ ಚೌಕಿಗೆ ದೀಪ ಬೇಕಲ್ಲಾ. ಪ್ರದರ್ಶನಕ್ಕೆ ಸಾರ್ವಜನಿಕರ ಪ್ರವೇಶವನ್ನು
ತೀರಾ ಕಡಿತಗೊಳಿಸಿದ್ದೆವು. ಆಮಂತ್ರಣ ಪತ್ರ ಬಿಡಿ, ಸ್ಪಷ್ಟ ಬಾಯ್ದೆರೆ ಕರೆಯನ್ನೂ ನಾವು ಯಾರಿಗೂ ಕೊಡಲಿಲ್ಲ. ಆದರೆ ಯಕ್ಷ-ಸಂಶೋಧಕರು, ಕಷ್ಟಪಟ್ಟಾದರೂ
ಗುಣಶುದ್ಧವಾದ್ದನ್ನು ಕಾಣುವ ಗೀಳು (ನಂಬಿಯಾರ್ ಮತ್ತೆ ಮತ್ತೆ ಬಳಸುವ ಶಬ್ದ) ಹತ್ತಿಸಿಕೊಂಡವರನ್ನಂತೂ ನಾವು ದೂರಮಾಡುವಂತಿರಲಿಲ್ಲ. ಈ ಜನ, ಆವಶ್ಯಕ
ಓಡಾಟ, ಹೊಟ್ಟೆಪಾಡು, ಅಪರಾತ್ರಿಯಲ್ಲಿ ಪ್ರದರ್ಶನ ಮುಗಿದಮೇಲೆ ವಿಶ್ರಾಂತಿಗಳಿಗೆಲ್ಲ ವ್ಯವಸ್ಥೆಬೇಡವೇ? ನನ್ನ ಅಂಗಡಿ ನವೀಕರಣದಲ್ಲಿ ಕಿತ್ತು ಗುಡ್ಡೆ ಹಾಕಿದ ಒಂದಷ್ಟು
ವಯರು ಮನೆಯಲ್ಲಿತ್ತು. ಅದಕ್ಕೊಂದಷ್ಟು ಟೇಪು, ಹೋಲ್ಡರು, ಬಲ್ಬು ಜೋಡಿಸಿ ಚೌಕಿಗೂ ಕಾಡ್ಮನೆಗೂ ತತ್ಕಾಲೀನ ವಯರಿಂಗ್ ಮಾಡಿದೆ. ನನ್ನಂಗಡಿಯ ಮತ್ತು
ನೆರೆಯಂಗಡಿಯ ಮಹಮ್ಮದರ (ಔದಾರ್ಯದ) ಜನರೇಟರ್ ಸಂಪರ್ಕದಲ್ಲಿ ಅವನ್ನು ಝಿಗ್ಗಗೊಳಿಸಿದ್ದಾಯ್ತು! ಆಯಕಟ್ಟಿನ ಜಾಗಗಳಿಗೆ ಕೆಲವು ಮಿತ್ರರ ಎಮರ್ಜೆನ್ಸಿ
ದೀಪಗಳು, ಉಸ್ತುವಾರಿಯವರಿಗೆ ಸತ್ಯನ ರಬ್ಬರ್ ಕೊಯ್ಕರ ತಲೆದೀಪಗಳೂ ತಯಾರಿದ್ದವು.
ಸಾಮಾನು, ಸರಂಜಾಮು ಒಟ್ಟು ಮಾಡಿ ರಂಗದಿಂದೊಂದಷ್ಟು ದೂರದಲ್ಲೋ ಕಾಡ್ಮನೆಯಲ್ಲೋ ಎಡೆಂಬಳೆ ಮನೆಯಲ್ಲೋ ದೊಡ್ಡ ಒಲೆಹೂಡಿ, ಎರಡು
ಅಡಿಗೆಯವರನ್ನು ತರಿಸುವ ಯೋಚನೆಯೂ ಬಂತು. ಉಪಾಯ್ದರು ಅದನ್ನು ನಿರಾಕರಿಸಿ ಗೃಹಿಣಿಯರ ಹೊರೆ ಇಳಿಸಿದರು. ಅವರ ಪರಿಚಯ ಬಲದಲ್ಲಿ ಹೊತ್ತು
ಹೊತ್ತಿಗೆ ಬಿಸಿಬಿಸಿ ಸಿದ್ಧ ಆಹಾರವನ್ನಷ್ಟೇ ಮಂಗಳೂರಿನಿಂದ ಸಾಗಿಸಿ ತಂದು ಸಮರ್ಥವಾಗಿ ವಿತರಿಸುವ ಜನ ನಿಷ್ಕರ್ಷಿಸಿಬಿಟ್ಟರು. ಆದರೂ ಮನೆ ಎಂದ ಮೇಲೆ
ಪರ್ಯಾಯ ವ್ಯವಸ್ಥೆ ಮಾಡಿಕೊಳ್ಳದಿರುವುದು ಹೇಗೆ?
೧೯೯೯ರಲ್ಲಿ ಅಭಯಾರಣ್ಯದ ನೆಲ ನನ್ನ ಹೆಸರಿಗೆ ಬಂದರೂ ‘ಕಾಡ್ಮನೆ’ಯೊಂದಿಗೆ ರೂಪ ನಿಶ್ಚಯವಾದದ್ದು ೨೦೦೦ದಲ್ಲಿ. ಯಾವುದೇ ಮರಗಿಡವಿರಲಿ, ಪೊದರನ್ನೂ
ಕಳೆಯದೆ, ಭಾರೀ ಅಡಿಪಾಯ, ವಿಷಗಿಷ ಬಳಸದೆ ಕಾಡ್ಮನೆಯನ್ನು ಕಟ್ಟಿಸಿದ್ದೆವು. ರಚನೆಗಳೆಲ್ಲ ಖಾಯಂಸ್ವರೂಪದ್ದೇ ಆದರೂ ನಯಗಾರಿಕೆಗೆ ಅಥವಾ ಅವುಗಳ
ಆಯುಷ್ಯ ವೃದ್ಧಿಗೇ ಬೇಕಾದ ಸುಣ್ಣ ಬಣ್ಣಕ್ಕೂ ಹೆಚ್ಚು ಗಮನ ಕೊಟ್ಟಿರಲಿಲ್ಲ. ಸಂದ ಹತ್ತು ವರ್ಷದಲ್ಲಿ ತುಕ್ಕು ಹಿಡಿದ ಗೇಟು, (ಕಬ್ಬಿಣದ) ಬಾಗಿಲು, ಸಾರಣೆ ಕಾಣದ
ಹೊರಗೋಡೆಯಲ್ಲಿನ ಪಾಚಿ, ಒಳಗೋಡೆಯಲ್ಲಿನ ಗೆದ್ದಲ ‘ಬಳ್ಳಿಗಳು’, ಮುಪ್ಪಡರಿದ ಕಿಟಕಿ ಚೌಕ, ದಾರಂದಗಳೆಲ್ಲಕ್ಕೂ (ಕಾಂಕ್-ವುಡ್ಡಿನವು) ನಾಗರಿಕ ಚಿಕಿತ್ಸೆ
ಕೊಡಿಸಲೇ ಬೇಕಾಯ್ತು. ಅದರ ಮುಗಿತಾಯದೊಡನೆ ಅಲ್ಲಿನ ನಮ್ಮ ಕನಿಷ್ಠ ಆವಶ್ಯಕತೆಯ ಎರಡು ಪಾತ್ರೆ, ನಾಲ್ಕು ಬಟ್ಟೆಗಳಿಗೆ ವ್ಯವಸ್ಥಿತ ಬಲ ಕೊಟ್ಟು ಬೆಚ್ಚನ್ನ
ಮನೆಯಾಗಿಸುವ ಕೆಲಸದಲ್ಲಿ ದೇವಕಿ ಏಕಾಂಗಿ! (ನನ್ನ ವಿರೋಧವುಂಟೆಂದು ನೀವು ತಪ್ಪು ತಿಳಿಯಬಾರದು, ಸಹಕಾರ ಕಡಿಮೆಯಾದ್ದು ಮಾತ್ರ ನಿಜ) ಊಟ ಕಾಫಿ
ಎಷ್ಟು ಬಂದರೂ ಎಲ್ಲಾ ಪೂರ್ವ ನಿಶ್ಚಿತ. ಅಲ್ಲೇನಾದರೂ ಕೊರತೆ ಬಂದರೆ? “ಹೆಸರು ಏನಾದರೂ ಇಟ್ಟುಕೊಳ್ಳಿ. ಆಕಸ್ಮಿಕಗಳಿಗೆ, ಅನಿವಾರ್ಯಗಳಿಗೆ ಒದಗದಿರುವ ಮನೆ
ಮನೆಯೇ? ನಡೆಸುವಾಕೆ ಗೃಹಿಣಿಯೇ” ಎಂಬ ಪ್ರಶ್ನೆಗಂತೂ ದೇವಕಿಯೇ ಉತ್ತರಿಸಬೇಕಾಗುತ್ತಿತ್ತು. ಸಹಜವಾಗಿ ಅಂದು ಅಕ್ಕಿ, ಮೇಣ, ಸೂಜಿ, ರಿಗೆಯಿಂದ ಹೆಚ್ಚುವರಿ
ಹಾಲು ಮೊಸರಿನವರೆಗೆ ಕಾಡ್ಮನೆ ‘ಮದುವೆಮನೆ’ಯೇ ಆಗಿತ್ತು!
ಅಭಯ ಬೆಂಗಳೂರಿನಲ್ಲಿ ಅವನ ವೃತ್ತಿಪರ ಸಂಪರ್ಕದಲ್ಲಿ ಕ್ಯಾಮರಾ ಮತ್ತು ಧ್ವನಿ ತಂತ್ರಜ್ಞರನ್ನು ಮುಂಗಡ ಕೊಟ್ಟು ಸಜ್ಜುಗೊಳಿಸಿದ್ದ. ಯಕ್ಷಗಾನ ದಾಖಲೀಕರಣದ
ಮಾಡು, ಮಾಣ್‌ಗಳ (ಅಪ್ಪಟ ಕನ್ನಡಿಗರಿಗಾಗಿ: do s & don’ts) ವಿವರಗಳನ್ನು ಅವನೇ ತನ್ನ ಬ್ಲಾಗಿನಲ್ಲಿ ಈಗಾಗಲೇ ಸಾಕಷ್ಟು ಚರ್ಚಿಸಿರುವುದರಿಂದ ನಾನು
ಲಂಬಿಸುವುದಿಲ್ಲ (ಕತ್ತೆ ಮೇದಲ್ಲಿ ಇನ್ನು ಮೇವುಂಟೇ ಹರ ಹರಾ ಶ್ರೀ ಚೆನ್ನ ಸೋಮೇಶ್ವರಾ). ಅವನ ಇತರ ಕೆಲಸಗಳು, (ಅವನ ಹೆಂಡತಿ) ರಶ್ಮಿಯ ಬಿಡುವುಗಳು
(ಟೀವೀ ಧಾರಾವಾಹಿಗಳ ಲೋಕದಲ್ಲಿ ಮೊದಲ ಹೆಜ್ಜೆಗಳನ್ನಿಡುತ್ತಿದ್ದಾಳೆ) ಪರಿಹರಿಸಿಕೊಳ್ಳುತ್ತಿದ್ದಂತೆ ದಿನಗಳ ಓಟವ್ಯಾಕೋ ಚುರುಕಾದಂತೆ ಅನ್ನಿಸಿತು! ಎರಡು
ದಿನವಿರುವಂತೆಯೇ ಅಭಯ ಸ್ವಂತ ಕ್ಯಾಮರಾ ಹೊತ್ತುಕೊಂಡೇ ಬಂದ. ಉಡುಪಿಗೆ ಹೋಗಿ ಪೂರ್ವ ತಯಾರಿಯ ದೃಶ್ಯಗಳನ್ನಷ್ಟು ಹಿಡಿದು ತಂದ. ಪ್ರದರ್ಶನದ
ಮುನ್ನಾ ದಿನ ಕಿನ್ನಿಗೋಳಿಯಲ್ಲಿ ತೆಂಕುತಿಟ್ಟಿನ ಕಲಾವಿದರೆಲ್ಲ ಸೇರಿ ಅಭ್ಯಾಸ ನಡೆಸಿದರು. ಅಭಯ ಇದಕ್ಕೂ ಹೋಗಬೇಕಿತ್ತು. ಉಡುಪಿಗೆ ಹೋಗಿಬಂದವನಿಗೆ ಹಿಡಿದ
ಶೀತ ಹೆದರಿಸಿತು. ಮರುದಿನವಂತೂ ಗಟ್ಟಿಯಿರಬೇಕಲ್ಲಾಂತ ವಿಶ್ರಾಂತಿಗೆ ಶರಣಾದ.
ಇಪ್ಪತ್ತೇಳರ ಕತ್ತಲಾವರಿಸುತ್ತಿದ್ದಂತೆ ಅಭಯನ ಬೆಂಗಳೂರಿನ ಚರವಾಣಿ ಸಂಪರ್ಕ ಹೆಚ್ಚಿತು. ಕ್ಯಾಮರಾಮ್ಯಾನ್ ಧರ್ಮೇಂದ್ರ ಅಲ್ಲಿನ ಏಕ ಸೂತ್ರಧಾರಿ. ‘ವ್ಯಾನ್ ಬಂತು’,
‘ಎರಡು ಕ್ಯಾಮರಾ, ಜೊತೆಗೆರಡು ಕ್ಯಾಮರಾ ಸಹಾಯಕರೂ ಸೇರಿಕೊಂಡರು’, ‘ಆಕಸ್ಮಿಕಗಳಿಗೊದಗುವಂತೆ ಕೆಲವು ವಿದ್ಯುದ್ದೀಪ ಜೊತೆಗೊಬ್ಬ ಎಲೆಕ್ಟ್ರೀಷಿಯನ್’, ‘ಧ್ವನಿ
ತಜ್ಞ, ಚಾಲಕ ಪ್ರತ್ಯೇಕ’ ಎಂದಿತ್ಯಾದಿ ಅಭಯನಿಂದ ವರದಿ ಬರುತ್ತಲೇ ಇತ್ತು. ಮೈಸೂರು ದಾರಿಯಲ್ಲಿ ಬರುವ ತಂಡ ಮೊದಲು ಮಂಗಳೂರಿಗೆ ಬಂದು, ನಮ್ಮನೆಯಲ್ಲಿ
ಪ್ರಾತರ್ವಿಧಿಗಳನ್ನು ಮುಗಿಸಿ ಅಭಯಾರಣ್ಯಕ್ಕೆ ಹೋಗುವುದೆಂದು ನಿಶ್ಚೈಸಿದ್ದೆವು. ಹಾಗಾಗಿ ಎಡೆ ಎಡೆಯಲ್ಲಿ ಉಪಾಯ್ದರ, ಸತ್ಯನ ಮತ್ತೆ ಮರುದಿನ ಪ್ರೇಕ್ಷಕರಾಗಿ ಬರುವ
ಅಸಂಖ್ಯರ ಕಿಣಿಕಿಣಿಯೋ ಕಿಂಕಿಣಿ!
ನಾನು ಸರಕಾರೀ ಬಕ್ರೀದ್ ರಜೆಯನ್ನು ಸದುಪಯೋಗಪಡಿಸುವಂತೆ ಮೂರ್ನಾಲ್ಕು ದಿನ ಮೊದಲೇ ಅಂಗಡಿಯಲ್ಲಿ ಪ್ರದರ್ಶನಕ್ಕಿಟ್ಟು ರಾತ್ರಿ ಬಾಗಿಲ ಮೇಲೆ ‘೨೮
ಶನಿವಾರ ಅತ್ರಿಗೆ ವಿಶೇಷ ರಜೆ’ ಪ್ರಕಟಣೆ ಅಂಟಿಸಿ ಬಂದಿದ್ದೆ. (ಮೊದಲೇ ದೂರವಾಣಿಸಿ ಕೇಳಿದ ಕೆಲವರಿಗೆ ‘ಬಕ್ರೀದ್ ರಜೆ’ ಎಂದೇ ಹೇಳಿ ಕಾಲೆಳೆದಿದ್ದೆ!) ಮನೆಯ
ವಠಾರದಲ್ಲೇ ಚಿಕಿತ್ಸಾಲಯವೂ ಇದ್ದ ಉಪಾಯ್ದರ ಕೆಲಸ ಇಷ್ಟು ಸುಲಭದ್ದಲ್ಲ. ಕೆಲಸದ ವೇಳೆ ಎಂಟರಿಂದ ಎಂದು ಫಲಕ ಹಾಕಿದ್ದರೂ ಏಳೂವರೆಗೇ ಬೊಗಳುವವರು,
ಪರಚುವವರು ಅಂಗಳದಲ್ಲಿ ಸಂತೆ ಸೇರುತ್ತಾರೆ! ಓ ಕ್ಷಮಿಸಿ, ನಿಮಗೆ ಗೊತ್ತಿರಲಾರದು, ಉಪಾಯ್ದರು ಪಶುವೈದ್ಯರು. ನಾ ಹೇಳಿದ್ದು ಸರಪಳಿಯ ಕೊನೆಯಲ್ಲಿರುವ
ನಾಯಿ, ಮುದ್ದಿನ ಅಪ್ಪುಗೆಯಲ್ಲಿರುವ ಬೆಕ್ಕುಗಳ ಸಮಾಜಾರ. ಅದೇನೇ ಇರಲಿ ಅವರು ರಜೆಯನುಭವಿಸಬೇಕೆಂದಿದ್ದರೆ ಏಳೂವರೆಯೊಳಗೇ ಮನೆಬಿಡಲೇ ಬೇಕಿತ್ತು.
ಹಾಗೆಂದು ಅಂದು ಮಡದಿ ಮಗನನ್ನು ಹೊರಡಿಸುವಂತೆಯೂ ಇರಲಿಲ್ಲ. (ಮಗ – ಸುಧನ್ವನಿಗೆ ಶಾಲೆ, ಮಡದಿ ದಂತವೈದ್ಯೆ ವಿದ್ಯಾರಿಗೆ ಮಗನ ಮತ್ತು ವೃತ್ತಿ ಜವಾಬ್ದಾರಿ.)
ಹಾಗಾಗಿ ಒಂದು ಜನರೇಟರ್ ಅವರ ಕಾರಿಗೆ ದಿನ ಮುಂಚಿತವಾಗಿಯೇ ಏರಿಸಿದ್ದರೂ ನಮ್ಮ ಮನೆಯಿಂದ ಹೋಗುವ ಹೆಚ್ಚುವರಿ ಸಾಮಾನು ತುಂಬಿಸಿಕೊಳ್ಳುವ ನೆಪ
ಮಾಡಿ ಅವರೂ ನಮ್ಮನೆಗೇ ಬೇಗ ಬರುವುದಿತ್ತು.
ಸಂಭ್ರಮವೋ ಆತಂಕವೋ ನಮಗೆ ಮಲಗಿದ್ದು ಮಲಗಿದಂತಾಗಲಿಲ್ಲ. ನಾಳೆ ಇಡೀ ದಿನ ಬಿಸಿಲಲ್ಲಿ, ಗುಡ್ಡೆ ಕಾಡಿನಲ್ಲಿ ಓಡಾಡಿ, ಕೆಲಸ ಮಾಡಿ ರಾತ್ರಿಯೂ
ನಿದ್ದೆಗೆಡಬೇಕಾಗುತ್ತದೆ ಎಂಬರಿವಿದ್ದರೂ ರೆಪ್ಪೆಗಳ ಮಸಲತ್ತಿನ ಆಳದಲ್ಲಿ ನಿದ್ರೆ ಮಾತ್ರ ನಾಸ್ತಿ. ರಾತ್ರಿ ಎಂಟೊಂಬತ್ತು ಗಂಟೆಗೇ ಬೆಂಗಳೂರು ಬಿಡುವ ವ್ಯಾನಿಗೆ ಬಸ್ಸುಗಳಂತೆ
ವೇಗಮಿತಿ ಏನೂ ಇರುವುದಿಲ್ಲ. ಮತ್ತೆ ಬೇಗ ಗುರಿ ಸೇರಿದರೆ ಹೆಚ್ಚಿನ ವಿಶ್ರಾಂತಿಯ ಅವಕಾಶವೂ ಇರುತ್ತದೆ. ಅಂದರೆ ಬೆಳಗ್ಗಿನ ಮೂರು-ನಾಲ್ಕು ಗಂಟೆಗೇ ಬಂದರೆ?
ಮಲಗಲೂ ವ್ಯವಸ್ಥೆಯಾಗಬೇಕು. ಒಮ್ಮೆಗೇ ನಾವು ನಾಲ್ವರಲ್ಲದೆ ಅವರು ಆರ್ವರಿಗೂ ಸ್ನಾನೇತ್ಯಾದಿಗಳಿಗೆ ಮಾಮೂಲೀ ಸಣ್ಣ ಕಡಾಯದ ನೀರು ಸಾಕೇ? ಮೇಲಿನ
ಬಚ್ಚಲಲ್ಲಿ ಮೂಲೆಗೆ ಬಿದ್ದ ಬಾಯ್ಲರ್ ಸಜ್ಜುಗೊಳಿಸಬೇಕು. ನಾಳೆ ಯೋಜನೆಯಂತೆ ಆಟ ಮುಗಿಯುವಾಗ ಹನ್ನೊಂದೂವರೆ ಹನ್ನೆರಡಾದರೆ ಹಲವರು ಕಾಡ್ಮನೆಯಲ್ಲಿ
ಉಳಿದಾರು. ಅಂದರೆ ಮರುದಿನ ಬೆಳಿಗ್ಗೆ ಅವರಿಗೆ ಕನಿಷ್ಠ ಚಾ ಅವಲಕ್ಕಿಯಾದರೂ ನಾವು ಕೊಡಬೇಕಲ್ಲವೇ? ಹಾಲೇನು ಮಾಡುವುದು? ಎಡೆಂಬಳೆ ಮನೆಯ
ಫ್ರಿಜ್ಜಿನಲ್ಲಿಟ್ಟು ಬೆಳಕು ಹರಿಯುವ ಮುನ್ನ ಅಲ್ಲಿಗೆ ಹೋಗಿ ತರಬೇಕು. ಅಂದಹಾಗೆ ದೀವಟಿಗೆಯ ಒಂದು ಜೊತೆಗೆ ಐದೂ ಗಂಟೆಗೆ ಒಂದೇ ಗ್ಯಾಸ್ ಅಂಡೆ ಸಾಕೇ?
ನಮ್ಮನೆಯ ಎರಡಕ್ಕೆ ಎಡೆಂಬಳೆ ಮನೆಯ ಎರಡು ಬೆಂಬಲಕ್ಕೇನೋ ಸಜ್ಜುಗೊಳಿಸಿದ್ದೆವು. ದೀವಟಿಗೆಯ ಬರ್ನರ‍್ಗಳಾದರೋ ಮನೆಯ ಸ್ಟೌನದ್ದಕ್ಕಿಂತ ದೊಡ್ಡವು.
ಎಲ್ಲಾದರೂ ಎರಡು ಜೊತೆ ದೀವಟಿಗೆಗಳು ನಾಲ್ಕೂ ಅಂಡೆ ಮುಗಿಸಿಬಿಟ್ಟರೆ? ಪ್ರೇಕ್ಷಕರಿಗೆ ಹತ್ತು ಮಿನಿಟು ವಿರಾಮ ಕೊಟ್ಟು ಮೋಂಟುಗೋಳಿಯ ಬಾಬು
ಹೋಟೆಲಿಗೋ ಅಂಗಡಿಗೋ ಅವೇಳೆಯ ಯಾಚಕರಾಗಲೇಬೇಕು! ಒಟ್ಟಾರೆ ಮನೆಯಲ್ಲಿದ್ದೂ ಕೃಷ್ಣನ ಮುಖಾಮುಖಿಗೂ ಮೊದಲ ರಾತ್ರಿಯಲ್ಲಿ ರಂಗ ತುಂಬಾ
ಹೊರಳುವ ಕಂಸನ ಸ್ಥಿತಿ ನನ್ನದು! ಯಕ್ಷೋಪಮೆಯ ಹುಡುಕಾಟದಲ್ಲಿ ನಿಮಗೆ ಸಾಯುವ ಅಥವಾ ಕೊಲ್ಲುವ ಚಿತ್ರ ಕೊಟ್ಟದ್ದಕ್ಕೆ ಕ್ಷಮೆಯಿರಲಿ. ೨೮ರ ಬೆಳಿಗ್ಗೆ ನಾನಂತೂ
ಐದು ಗಂಟೆಯ ಗುರಿಯತ್ತ ದೌಡಾಯಿಸುತ್ತಿದ್ದ ಅಲಾರಾಂ ಗಡಿಯಾರವನ್ನು ಎರಡು ಗಂಟೆಗೂ ಮೊದಲೇ ಸೋಲಿಸಿದ್ದಂತೂ ನಿಜ!
ಮತ್ತೇನಾಯ್ತೂ?
ಇಷ್ಟುದ್ದಕ್ಕೆ ಬೋರಿದವನ ಬಳಿ ನಿಮಗಿನ್ನೂ ಕುತೂಹಲವುಳಿದಿದೆಯೇ?! ಖಂಡಿತಾ ಮುಂದಿನವಾರ ತಿಳಿಸುತ್ತೇನೆ. ದಯವಿಟ್ಟು ಅಲ್ಲಿಯವರೆಗೆ ಕಾಯುತ್ತೀರಲ್ಲಾ?
ದಾರಿಖರ್ಚಿಗೆ ನಮ್ಮ ಪ್ರದರ್ಶನದ ಹಲವು ಸ್ಥಿರಚಿತ್ರಗಳನ್ನು ಈಗಾಗಲೇ ಗೆಳೆಯರಾದ ಡಾ|ಕೃಷ್ಣಮೋಹನ್ ಮತ್ತು ಪ್ರಸನ್ನ ಅವರವರ ಬ್ಲಾಗಿಗೇರಿಸಿದ್ದರ ಸೇತು
Related Post
ಯಕ್ಷಗಾನ ಕಲಾರಂಗದ ಮೂರು ಬೈಠಕ್
ಯಕ್ಷೋಪಾಸನೆ
ಸಲಾಮು ತೆಕ್ಕೋ ಕೆರೆಮನೆ ಜೀಯಾ
ಎರಡು ಯಕ್ಷ ಅನೌಚಿತ್ಯ, ಬೆಳಗಿದ ಕಥಕ್ಕಳಿ